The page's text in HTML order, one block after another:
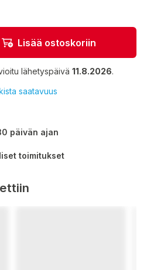
Lisää ostoskoriin
lähetyspäivä 11.8.2026.
saatavuus
päivän ajan
toimitukset